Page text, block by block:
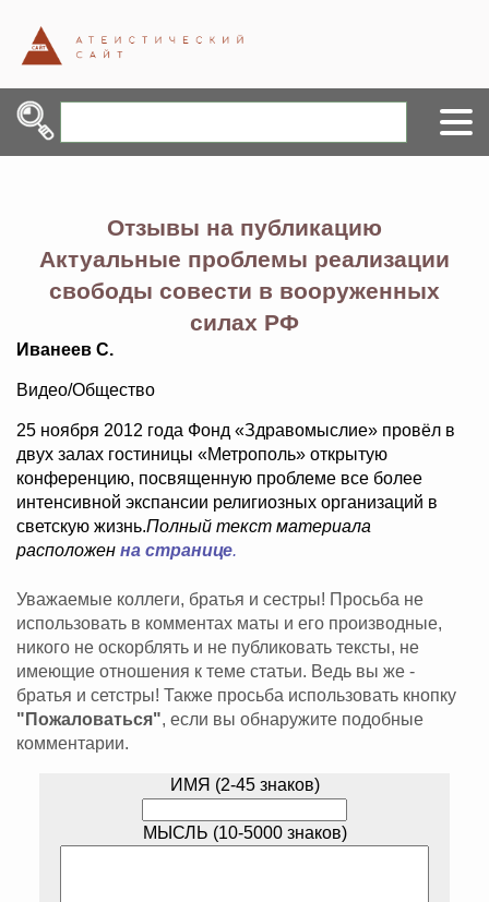
Отзывы на публикацию
Актуальные проблемы реализации
свободы совести в вооруженных
силах РФ
Иванеев С.
Видео/Общество
25 ноября 2012 года Фонд «Здравомыслие» провёл в
двух залах гостиницы «Метрополь» открытую
конференцию, посвященную проблеме все более
интенсивной экспансии религиозных организаций в
светскую жизнь.Полный текст материала
расположен на странице.
Уважаемые коллеги, братья и сестры! Просьба не
использовать в комментах маты и его производные,
никого не оскорблять и не публиковать тексты, не
имеющие отношения к теме статьи. Ведь вы же -
братья и сетстры! Также просьба использовать кнопку
"Пожаловаться", если вы обнаружите подобные
комментарии.
ИМЯ (2-45 знаков)
МЫСЛЬ (10-5000 знаков)